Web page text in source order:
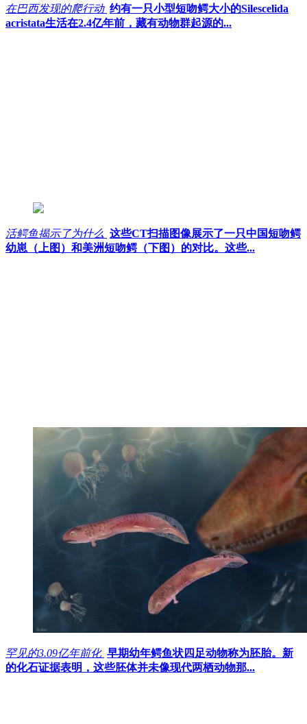
在巴西发现的爬行动 约有一只小型短吻鳄大小的Silescelida
acristata生活在2.4亿年前，藏有动物群起源的...
活鳄鱼揭示了为什么 这些CT扫描图像展示了一只中国短吻鳄
幼崽（上图）和美洲短吻鳄（下图）的对比。这些...
罕见的3.09亿年前化 早期幼年鳄鱼状四足动物称为胚胎。新
的化石证据表明，这些胚体并未像现代两栖动物那...